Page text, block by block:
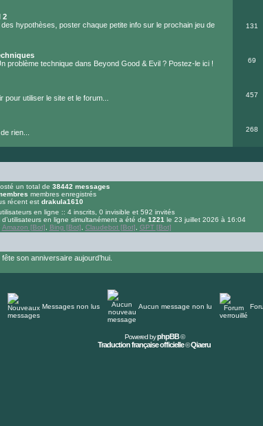
2
hypothèses, poster chaque petite info sur le prochain jeu de
131
problème technique dans Beyond Good & Evil ? Postez-le ici !
69
pour utiliser le site et le forum...
457
rien...
268
un total de 38442 messages
membres enregistrés
récent est drakula1610
en ligne :: 4 inscrits, 0 invisible et 592 invités
en ligne simultanément a été de 1221 le 23 juillet 2026 à 16:04
Amazon [Bot] Bing [Bot] Claudebot [Bot] GPT [Bot]
son anniversaire aujourd’hui.
Messages non lus Aucun message non lu
Powered byphpBB©
Traduction française officielle©Qiaeru